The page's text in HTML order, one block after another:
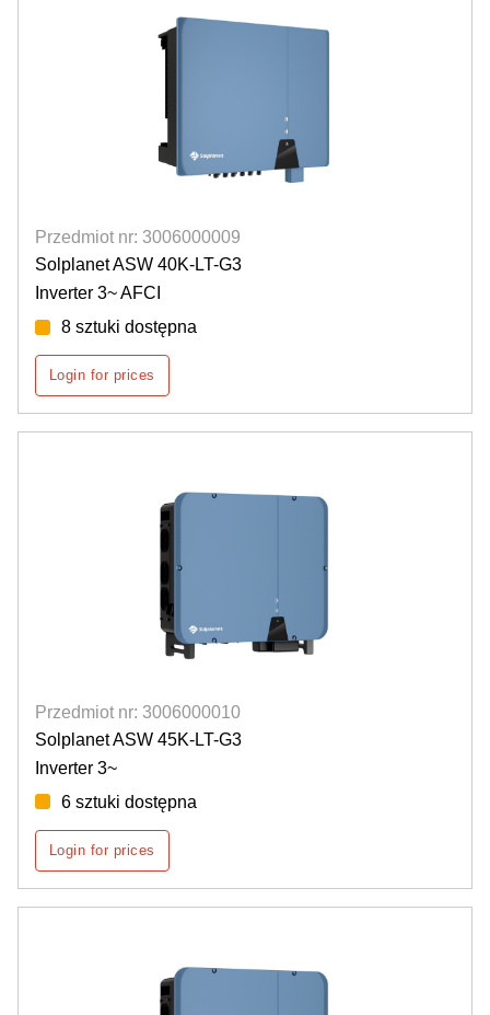
Przedmiot nr: 3006000009
Solplanet ASW 40K-LT-G3
Inverter 3~ AFCI
8 sztuki dostępna
Login for prices
Przedmiot nr: 3006000010
Solplanet ASW 45K-LT-G3
Inverter 3~
6 sztuki dostępna
Login for prices